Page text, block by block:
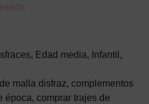
, Edad media, Infantil ,
malla disfraz, complementos
época, comprar trajes de